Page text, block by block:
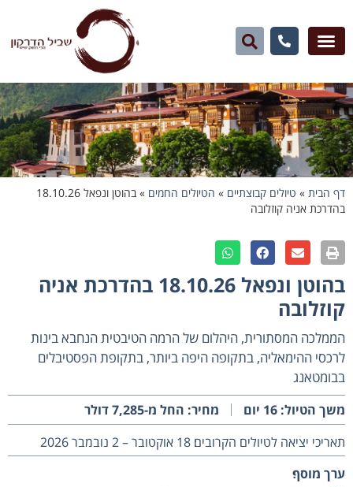
דף הבית » טיולים קבוצתיים » הטיולים החמים »
בהוטן ונפאל 18.10.26
בהדרכת אניה קוזלובה
בהוטן ונפאל 18.10.26 בהדרכת אניה
קוזלובה
הממלכה המסתורית, היהלום של הרמה הטיבטית הנחבא בינות
לרכסי ההימאליה, בתקופה היפה ביותר, בתקופת הפסטיבלים
בבומטאנג
משך הטיול: 16 יום
מחיר: החל מ-7,285 דולר
תאריכי יציאה לטיולים הקרובים׃ 18 אוקטובר – 2 נובמבר 2026
ערך מוסף׃